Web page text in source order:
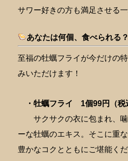
サワー好きの方も満足させる一
あなたは何個、食べられる？
至福の牡蠣フライが今だけの
みいただけます！
・牡蠣フライ 1個99円（税
サクサクの衣に包まれ、噛
ーな牡蠣のエキス。そこに重
豊かなコクとともにご堪能くだ